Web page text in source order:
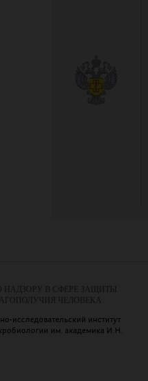
НАДЗОРУ В СФЕРЕ ЗАЩИТЫ
ЧЕЛОВЕКА
исследовательский институт
им. академика И.Н.